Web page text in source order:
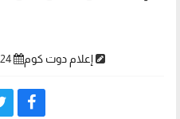
إعلام دوت كوم